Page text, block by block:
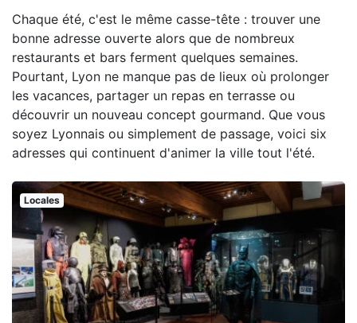
Chaque été, c'est le même casse-tête : trouver une
bonne adresse ouverte alors que de nombreux
restaurants et bars ferment quelques semaines.
Pourtant, Lyon ne manque pas de lieux où prolonger
les vacances, partager un repas en terrasse ou
découvrir un nouveau concept gourmand. Que vous
soyez Lyonnais ou simplement de passage, voici six
adresses qui continuent d'animer la ville tout l'été.
Locales